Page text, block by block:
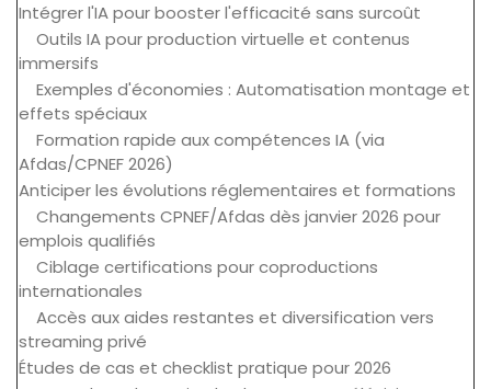
Intégrer l'IA pour booster l'efficacité sans surcoût
Outils IA pour production virtuelle et contenus
immersifs
Exemples d'économies : Automatisation montage et
effets spéciaux
Formation rapide aux compétences IA (via
Afdas/CPNEF 2026)
Anticiper les évolutions réglementaires et formations
Changements CPNEF/Afdas dès janvier 2026 pour
emplois qualifiés
Ciblage certifications pour coproductions
internationales
Accès aux aides restantes et diversification vers
streaming privé
Études de cas et checklist pratique pour 2026